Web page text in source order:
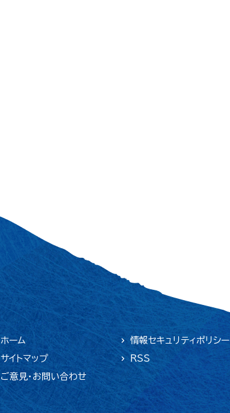
ホーム
情報セキュリティポリシー
サイトマップ
RSS
ご意見・お問い合わせ